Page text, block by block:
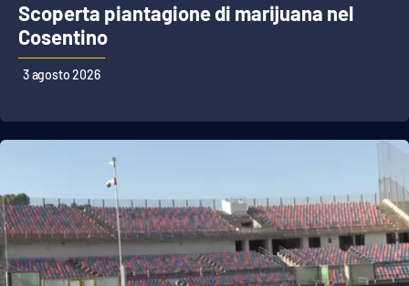
Scoperta piantagione di marijuana nel
Cosentino
3 agosto 2026